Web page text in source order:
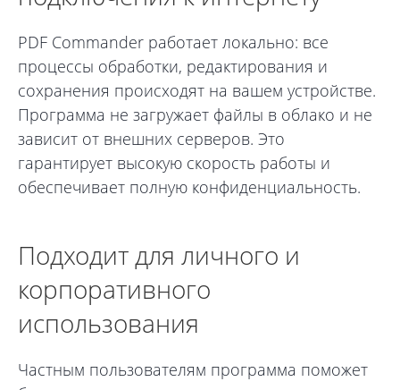
PDF Commander работает локально: все
процессы обработки, редактирования и
сохранения происходят на вашем устройстве.
Программа не загружает файлы в облако и не
зависит от внешних серверов. Это
гарантирует высокую скорость работы и
обеспечивает полную конфиденциальность.
Подходит для личного и
корпоративного
использования
Частным пользователям программа поможет